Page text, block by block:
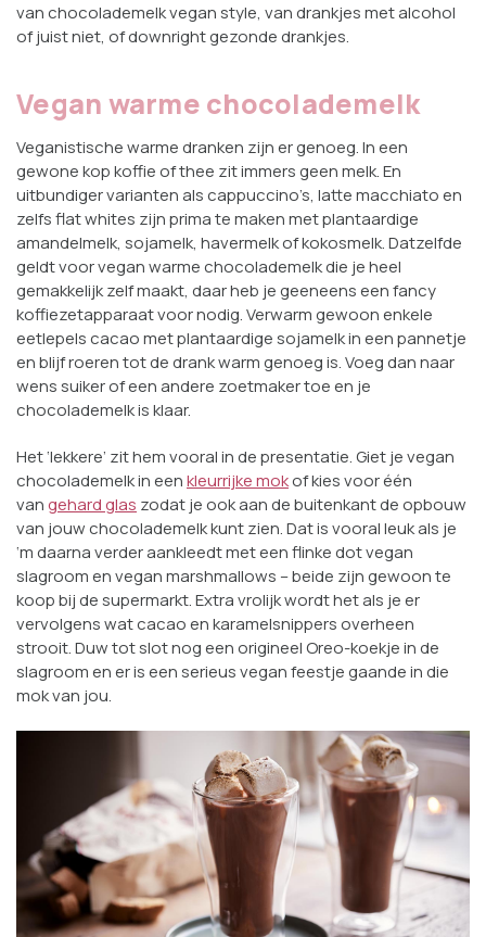
van chocolademelk vegan style, van drankjes met alcohol
of juist niet, of downright gezonde drankjes.
Vegan warme chocolademelk
Veganistische warme dranken zijn er genoeg. In een
gewone kop koffie of thee zit immers geen melk. En
uitbundiger varianten als cappuccino’s, latte macchiato en
zelfs flat whites zijn prima te maken met plantaardige
amandelmelk, sojamelk, havermelk of kokosmelk. Datzelfde
geldt voor vegan warme chocolademelk die je heel
gemakkelijk zelf maakt, daar heb je geeneens een fancy
koffiezetapparaat voor nodig. Verwarm gewoon enkele
eetlepels cacao met plantaardige sojamelk in een pannetje
en blijf roeren tot de drank warm genoeg is. Voeg dan naar
wens suiker of een andere zoetmaker toe en je
chocolademelk is klaar.
Het ‘lekkere’ zit hem vooral in de presentatie. Giet je vegan
chocolademelk in eenkleurrijke mokof kies voor één
vangehard glas zodat je ook aan de buitenkant de opbouw
van jouw chocolademelk kunt zien. Dat is vooral leuk als je
‘m daarna verder aankleedt met een flinke dot vegan
slagroom en vegan marshmallows – beide zijn gewoon te
koop bij de supermarkt. Extra vrolijk wordt het als je er
vervolgens wat cacao en karamelsnippers overheen
strooit. Duw tot slot nog een origineel Oreo-koekje in de
slagroom en er is een serieus vegan feestje gaande in die
mok van jou.